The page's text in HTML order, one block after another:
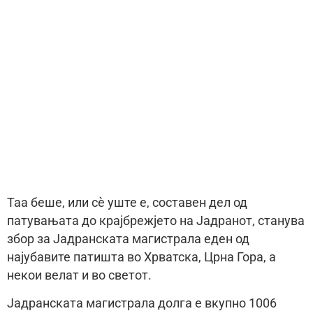
Таа беше, или сè уште е, составен дел од
патувањата до крајбрежјето на Јадранот, станува
збор за Јадранската магистрала еден од
најубавите патишта во Хрватска, Црна Гора, а
некои велат и во светот.
Јадранската магистрала долга е вкупно 1006